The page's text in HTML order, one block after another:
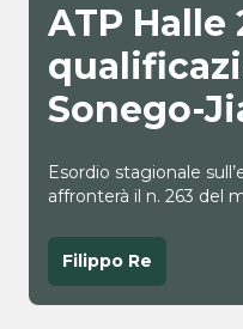
ATP Halle
Sonego-
Esordio stagionale
affronterà il n. 263 del
Filippo Re